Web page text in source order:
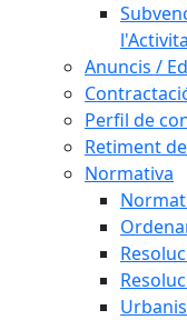
Anuncis /
Perfil de
Retiment
Normativa